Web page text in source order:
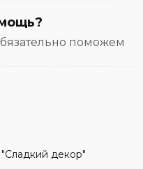
поможем
декор"